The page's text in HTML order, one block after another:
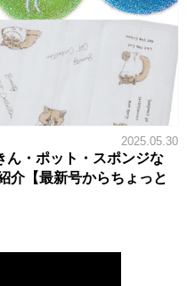
2025.05.30
ん・ポット・スポンジな
介【最新号からちょっと